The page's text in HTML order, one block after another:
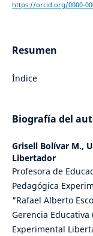
https://orcid.org/0000-
Resumen
Índice
Biografía del
Grisell Bolívar M.,
Libertador
Profesora de
Pedagógica
"Rafael Alberto
Gerencia
Experimental